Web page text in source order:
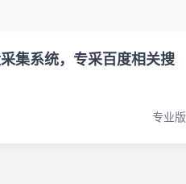
集系统，专采百度相关搜
专业版